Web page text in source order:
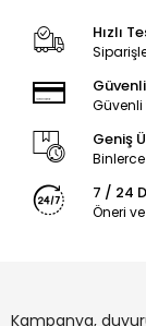
Hızlı
Geniş
7 / 24
Öneri
Kampanya,